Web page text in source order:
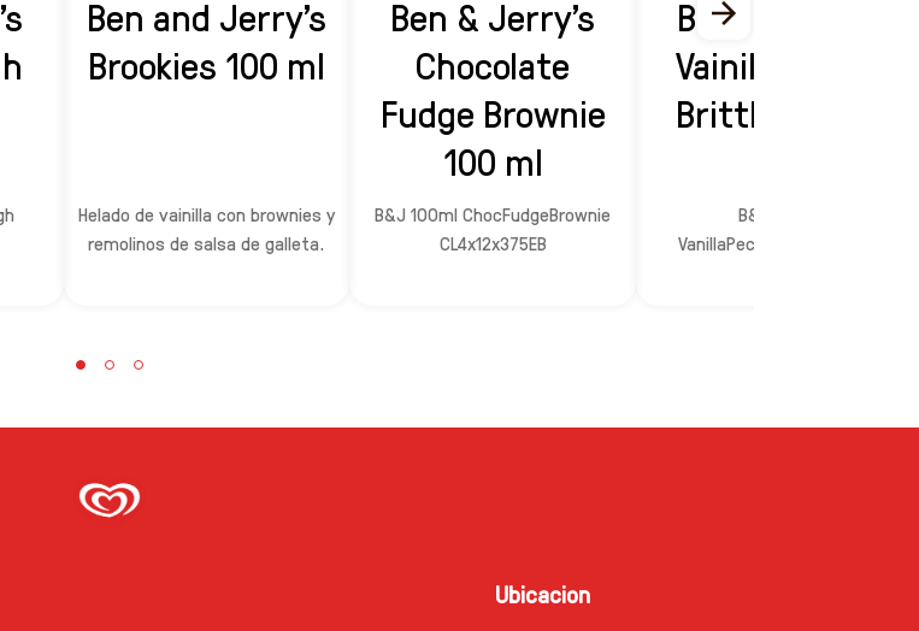
Ben and Jerry's
Brookies 100 ml
Helado de vainilla con brownies y
remolinos de salsa de galleta.
Ben & Jerry's
Chocolate
Fudge Brownie
100 ml
B&J 100ml ChocFudgeBrownie
CL4x12x375EB
Ben & Jerry's
Vainilla Pecan
Brittle 100 ml
B&J 100ml
VanillaPecanCL4x12x375EB
Ubicacion